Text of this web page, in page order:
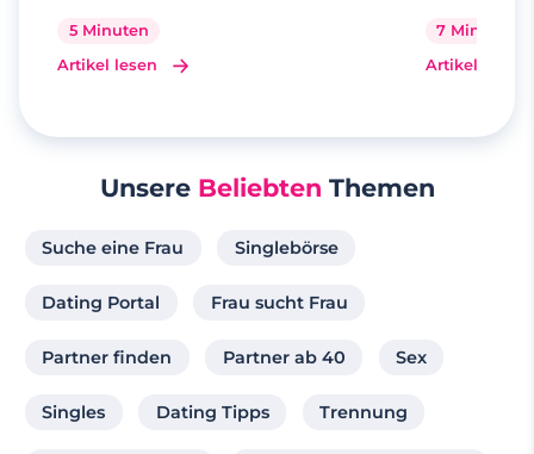
5 Minuten
Artikel lesen
7 Minuten
Artikel lesen
Unsere Beliebten Themen
Suche eine Frau Singlebörse
Dating Portal Frau sucht Frau
Partner finden Partner ab 40 Sex
Singles Dating Tipps Trennung